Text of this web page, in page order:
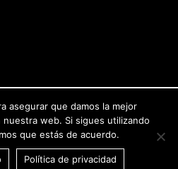
asegurar que damos la mejor
web. Si sigues utilizando
que estás de acuerdo.
Política de privacidad